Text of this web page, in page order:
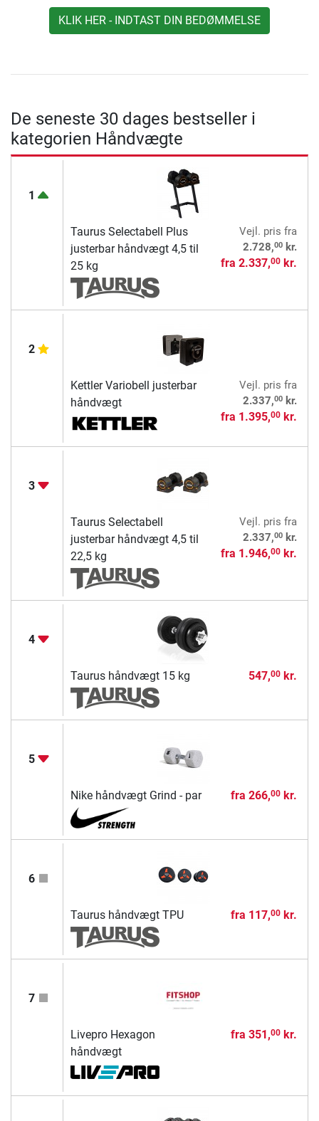
KLIK HER - INDTAST DIN BEDØMMELSE
De seneste 30 dages bestseller i
kategorien Håndvægte
1
Taurus Selectabell Plus
justerbar håndvægt 4,5 til
25 kg
Vejl. pris fra
2.728,00kr.
fra 2.337,00kr.
2
Kettler Variobell justerbar
håndvægt
Vejl. pris fra
2.337,00kr.
fra 1.395,00kr.
3
Taurus Selectabell
justerbar håndvægt 4,5 til
22,5 kg
Vejl. pris fra
2.337,00kr.
fra 1.946,00kr.
4
Taurus håndvægt 15 kg 547,00kr.
5
Nike håndvægt Grind - par fra 266,00kr.
6
Taurus håndvægt TPU fra 117,00kr.
7
Livepro Hexagon
håndvægt
fra 351,00kr.